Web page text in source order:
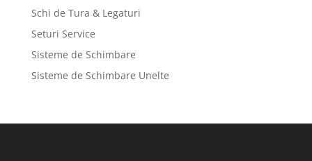
Schi de Tura & Legaturi
Seturi Service
Sisteme de Schimbare
Sisteme de Schimbare Unelte